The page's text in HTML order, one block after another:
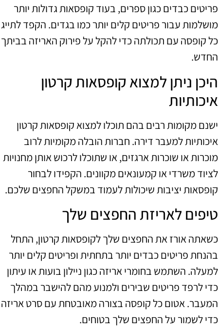
פריטים כבדים כגון ספרים, בעוד קופסאות גדולות יותר
מושלמות עבור פריטים קלים יותר כמו בגדים. הקפד לתייג
כל קופסה עם תכולתה כדי להקל על פירוק האריזה בביתך
החדש.
היכן ניתן למצוא קופסאות קרטון
איכותיות
ישנם מקומות רבים בהם תוכלו למצוא קופסאות קרטון
איכותיות למעבר דירה. חברות הובלה מקומיות לרוב
מוכרות או שוכרות ארגזים, או שתוכלו לרכוש אותן מחנויות
לציוד משרדי או קמעונאים מקוונים. הקפידו לבחור
קופסאות יציבות שיכולות לעמוד במשקל החפצים שלכם.
טיפים לאריזת החפצים שלך
כשאתה אורז את החפצים שלך לקופסאות קרטון, התחל
בהנחת פריטים כבדים יותר בתחתית ופריטים קלים יותר
למעלה. השתמש בחומרי אריזה כגון ניילון בועות או עיתון
כדי לרפד פריטים שבירים ולמנוע מהם להישבר במהלך
המעבר. אטום כל קופסה בצורה מאובטחת עם סרט אריזה
כדי לשמור על החפצים שלך בטוחים.